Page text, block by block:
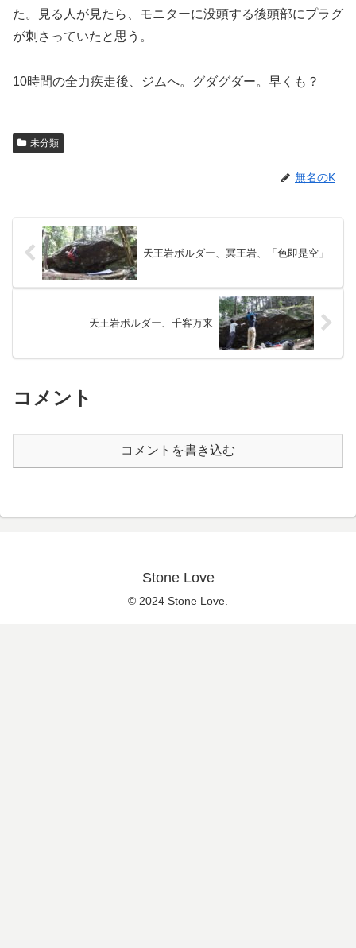
た。見る人が見たら、モニターに没頭する後頭部にプラグ
が刺さっていたと思う。
10時間の全力疾走後、ジムへ。グダグダー。早くも？
未分類
無名のK
天王岩ボルダー、冥王岩、「色即是空」
天王岩ボルダー、千客万来
コメント
コメントを書き込む
Stone Love
© 2024 Stone Love.